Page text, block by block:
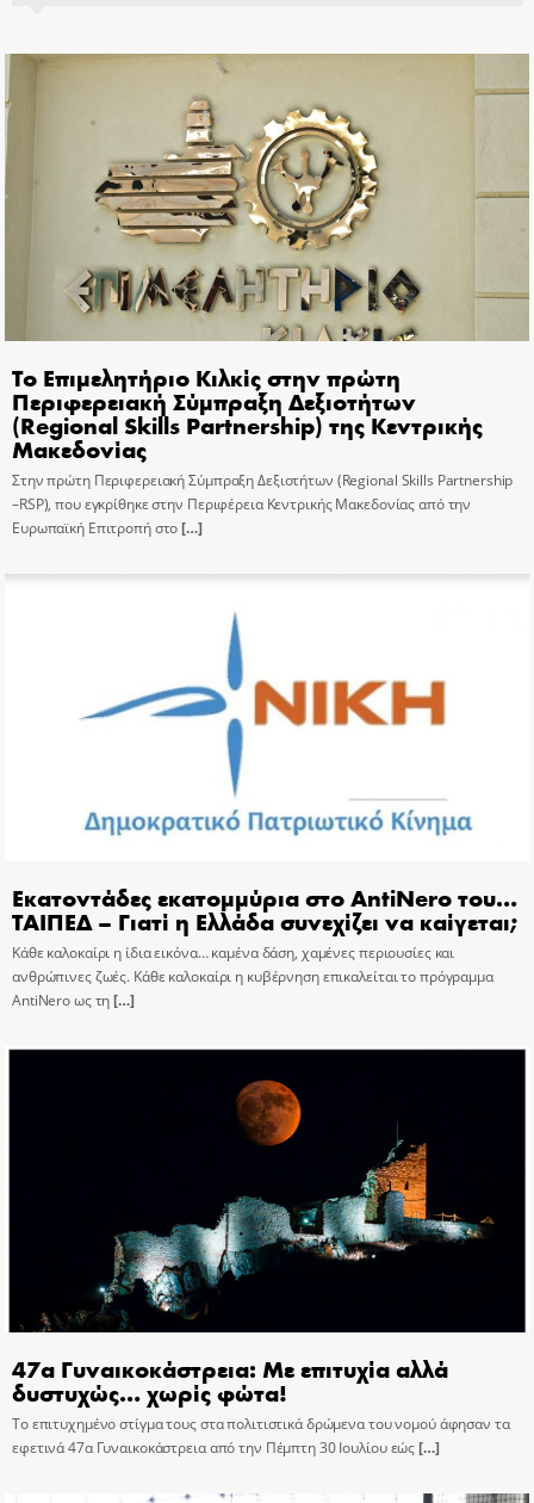
Το Επιμελητήριο Κιλκίς στην πρώτη
Περιφερειακή Σύμπραξη Δεξιοτήτων
(Regional Skills Partnership) της Κεντρικής
Μακεδονίας
Στην πρώτη Περιφερειακή Σύμπραξη Δεξιοτήτων (Regional Skills Partnership
–RSP), που εγκρίθηκε στην Περιφέρεια Κεντρικής Μακεδονίας από την
Ευρωπαϊκή Επιτροπή στο[…]
Εκατοντάδες εκατομμύρια στο AntiNero του…
ΤΑΙΠΕΔ – Γιατί η Ελλάδα συνεχίζει να καίγεται;
Κάθε καλοκαίρι η ίδια εικόνα… καμένα δάση, χαμένες περιουσίες και
ανθρώπινες ζωές. Κάθε καλοκαίρι η κυβέρνηση επικαλείται το πρόγραμμα
AntiNero ως τη[…]
47α Γυναικοκάστρεια: Με επιτυχία αλλά
δυστυχώς… χωρίς φώτα!
Το επιτυχημένο στίγμα τους στα πολιτιστικά δρώμενα του νομού άφησαν τα
εφετινά 47α Γυναικοκάστρεια από την Πέμπτη 30 Ιουλίου εώς[…]